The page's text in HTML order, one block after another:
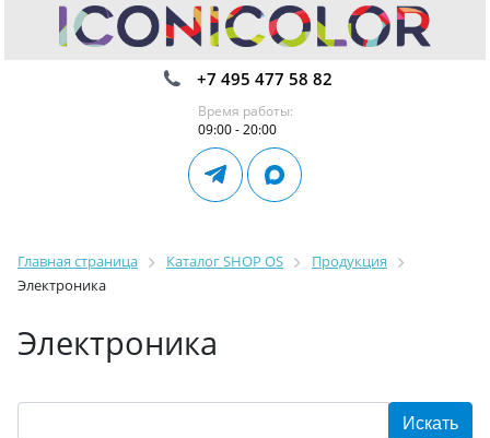
+7 495 477 58 82
Время работы:
09:00 - 20:00
Главная страница Каталог SHOP OS
Продукция
Электроника
Электроника